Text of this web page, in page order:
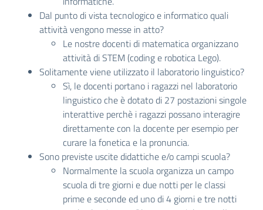
Dal punto di vista tecnologico e informatico quali
attività vengono messe in atto?
Le nostre docenti di matematica organizzano
attività di STEM (coding e robotica Lego).
Solitamente viene utilizzato il laboratorio linguistico?
Sì, le docenti portano i ragazzi nel laboratorio
linguistico che è dotato di 27 postazioni singole
interattive perchè i ragazzi possano interagire
direttamente con la docente per esempio per
curare la fonetica e la pronuncia.
Sono previste uscite didattiche e/o campi scuola?
Normalmente la scuola organizza un campo
scuola di tre giorni e due notti per le classi
prime e seconde ed uno di 4 giorni e tre notti